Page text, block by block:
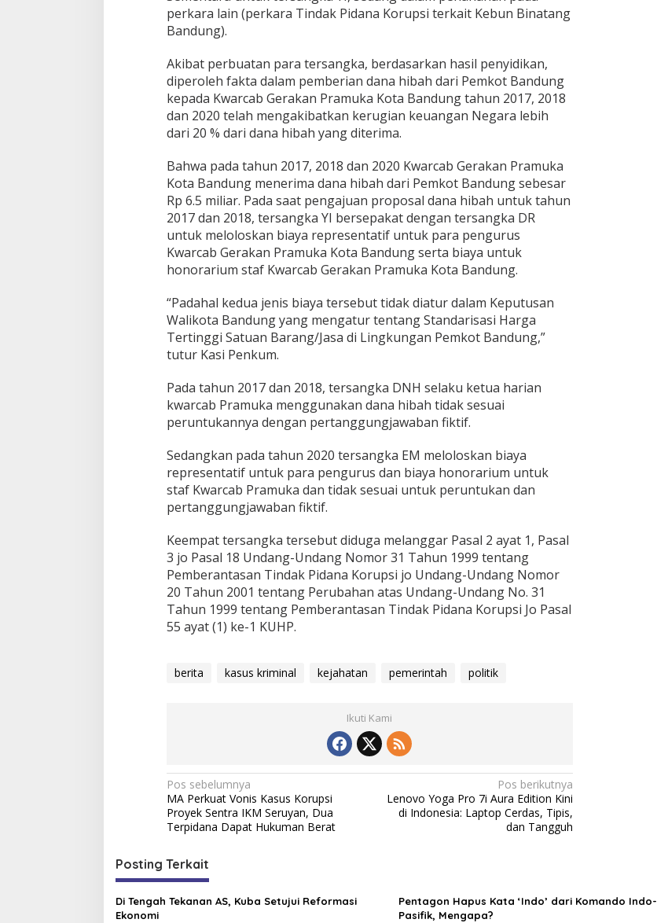
perkara lain (perkara Tindak Pidana Korupsi terkait Kebun Binatang
Bandung).
Akibat perbuatan para tersangka, berdasarkan hasil penyidikan,
diperoleh fakta dalam pemberian dana hibah dari Pemkot Bandung
kepada Kwarcab Gerakan Pramuka Kota Bandung tahun 2017, 2018
dan 2020 telah mengakibatkan kerugian keuangan Negara lebih
dari 20 % dari dana hibah yang diterima.
Bahwa pada tahun 2017, 2018 dan 2020 Kwarcab Gerakan Pramuka
Kota Bandung menerima dana hibah dari Pemkot Bandung sebesar
Rp 6.5 miliar. Pada saat pengajuan proposal dana hibah untuk tahun
2017 dan 2018, tersangka YI bersepakat dengan tersangka DR
untuk meloloskan biaya representatif untuk para pengurus
Kwarcab Gerakan Pramuka Kota Bandung serta biaya untuk
honorarium staf Kwarcab Gerakan Pramuka Kota Bandung.
“Padahal kedua jenis biaya tersebut tidak diatur dalam Keputusan
Walikota Bandung yang mengatur tentang Standarisasi Harga
Tertinggi Satuan Barang/Jasa di Lingkungan Pemkot Bandung,”
tutur Kasi Penkum.
Pada tahun 2017 dan 2018, tersangka DNH selaku ketua harian
kwarcab Pramuka menggunakan dana hibah tidak sesuai
peruntukannya dengan pertanggungjawaban fiktif.
Sedangkan pada tahun 2020 tersangka EM meloloskan biaya
representatif untuk para pengurus dan biaya honorarium untuk
staf Kwarcab Pramuka dan tidak sesuai untuk peruntukan dan
pertanggungjawaban fiktif.
Keempat tersangka tersebut diduga melanggar Pasal 2 ayat 1, Pasal
3 jo Pasal 18 Undang-Undang Nomor 31 Tahun 1999 tentang
Pemberantasan Tindak Pidana Korupsi jo Undang-Undang Nomor
20 Tahun 2001 tentang Perubahan atas Undang-Undang No. 31
Tahun 1999 tentang Pemberantasan Tindak Pidana Korupsi Jo Pasal
55 ayat (1) ke-1 KUHP.
berita kasus kriminal kejahatan pemerintah politik
Ikuti Kami
N
a
v
i
g
a
Pos sebelumnya
MA Perkuat Vonis Kasus Korupsi
Proyek Sentra IKM Seruyan, Dua
Terpidana Dapat Hukuman Berat
Pos berikutnya
Lenovo Yoga Pro 7i Aura Edition Kini
di Indonesia: Laptop Cerdas, Tipis,
dan Tangguh
Posting Terkait
Di Tengah Tekanan AS, Kuba Setujui Reformasi
Ekonomi
Pentagon Hapus Kata ‘Indo’ dari Komando Indo-
Pasifik, Mengapa?